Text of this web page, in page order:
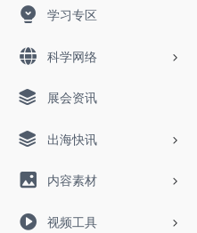
学习专区
科学网络
展会资讯
出海快讯
内容素材
视频工具